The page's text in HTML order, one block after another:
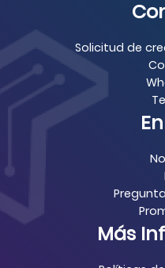
Solicitud de
Más